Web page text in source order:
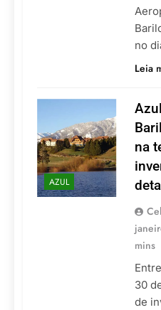
no
Leia
AZUL
na
mins
30
de